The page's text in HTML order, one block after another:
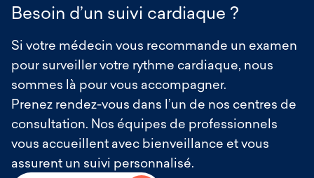
Besoin d’un suivi cardiaque ?
Si votre médecin vous recommande un examen
pour surveiller votre rythme cardiaque, nous
sommes là pour vous accompagner.
Prenez rendez-vous dans l’un de nos centres de
consultation. Nos équipes de professionnels
vous accueillent avec bienveillance et vous
assurent un suivi personnalisé.